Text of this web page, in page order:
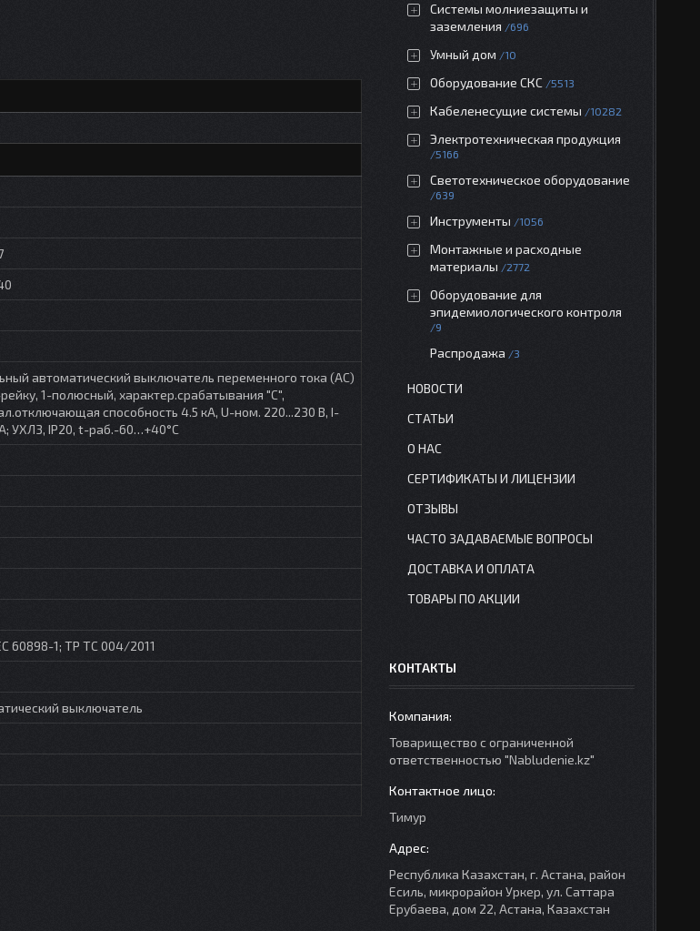
автоматический выключатель переменного тока (АС)
1-полюсный, характер.срабатывания "С",
способность 4.5 кА, U-ном. 220...230 В, I-
УХЛ3, IP20, t-раб.-60…+40°C
60898-1; ТР ТС 004/2011
выключатель
Системы молниезащиты и
заземления
696
Умный дом 10
Оборудование СКС 5513
Кабеленесущие системы 10282
Электротехническая продукция
5166
Светотехническое оборудование
639
Инструменты 1056
Монтажные и расходные
материалы
2772
Оборудование для
эпидемиологического контроля
9
Распродажа 3
НОВОСТИ
СТАТЬИ
О НАС
СЕРТИФИКАТЫ И ЛИЦЕНЗИИ
ОТЗЫВЫ
ЧАСТО ЗАДАВАЕМЫЕ ВОПРОСЫ
ДОСТАВКА И ОПЛАТА
ТОВАРЫ ПО АКЦИИ
КОНТАКТЫ
Товарищество с ограниченной
ответственностью "Nabludenie.kz"
Тимур
Республика Казахстан, г. Астана, район
Есиль, микрорайон Уркер, ул. Саттара
Ерубаева, дом 22, Астана, Казахстан